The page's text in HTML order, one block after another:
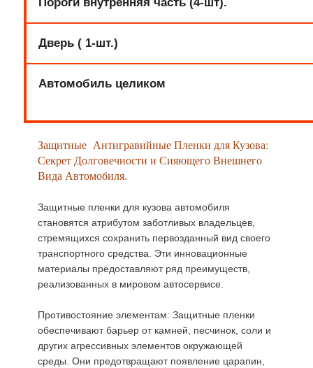
Дверь ( 1-шт.)
Автомобиль целиком
Защитные Антигравийные Пленки для Кузова:
Секрет Долговечности и Сияющего Внешнего
Вида Автомобиля.
Защитные пленки для кузова автомобиля
становятся атрибутом заботливых владельцев,
стремящихся сохранить первозданный вид своего
транспортного средства. Эти инновационные
материалы предоставляют ряд преимуществ,
реализованных в мировом автосервисе.
Противостояние элементам: Защитные пленки
обеспечивают барьер от камней, песчинок, соли и
других агрессивных элементов окружающей
среды. Они предотвращают появление царапин,